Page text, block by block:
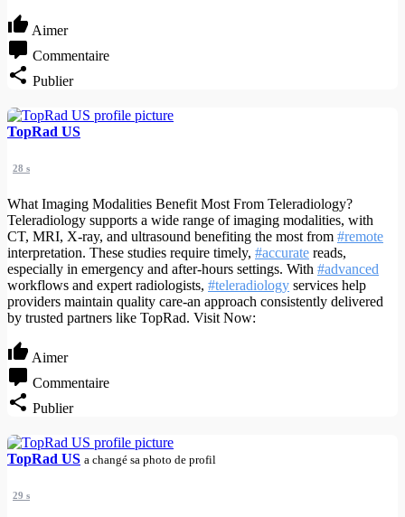
Aimer
Commentaire
Publier
TopRad US
28 s
What Imaging Modalities Benefit Most From Teleradiology?
Teleradiology supports a wide range of imaging modalities, with
CT, MRI, X-ray, and ultrasound benefiting the most from #remote
interpretation. These studies require timely, #accurate reads,
especially in emergency and after-hours settings. With #advanced
workflows and expert radiologists, #teleradiology services help
providers maintain quality care-an approach consistently delivered
by trusted partners like TopRad. Visit Now:
Aimer
Commentaire
Publier
TopRad US a changé sa photo de profil
29 s